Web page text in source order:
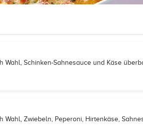
Wahl, Schinken-Sahnesauce und Käse
Wahl, Zwiebeln, Peperoni, Hirtenkäse,